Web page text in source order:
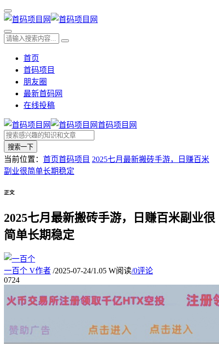
首页
首码项目
朋友圈
最新首码网
在线投稿
首码项目网
搜索一下
当前位置： 首页首码项目 2025七月最新搬砖手游，日赚百米
副业很简单长期稳定
正文
2025七月最新搬砖手游，日赚百米副业很
简单长期稳定
一百个 V作者 /2025-07-24/1.05 W阅读/0评论
0724